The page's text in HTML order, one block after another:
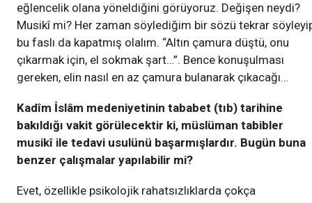
eğlencelik olana yöneldiğini görüyoruz. Değişen neydi?
Musikî mi? Her zaman söylediğim bir sözü tekrar
bu faslı da kapatmış olalım. “Altın çamura düştü, onu
çıkarmak için, el sokmak şart…”. Bence konuşulması
gereken, elin nasıl en az çamura bulanarak çıkacağı…
Kadîm İslâm medeniyetinin tababet (tıb) tarihine
bakıldığı vakit görülecektir ki, müslüman tabibler
musikî ile tedavi usulünü başarmışlardır. Bugün buna
benzer çalışmalar yapılabilir mi?
Evet, özellikle psikolojik rahatsızlıklarda çokça